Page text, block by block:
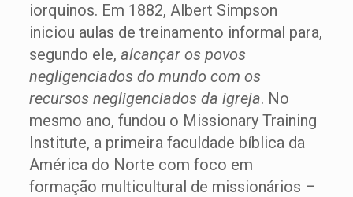
iorquinos. Em 1882, Albert Simpson
iniciou aulas de treinamento informal para,
segundo ele, alcançar os povos
negligenciados do mundo com os
recursos negligenciados da igreja. No
mesmo ano, fundou o Missionary Training
Institute, a primeira faculdade bíblica da
América do Norte com foco em
formação multicultural de missionários –